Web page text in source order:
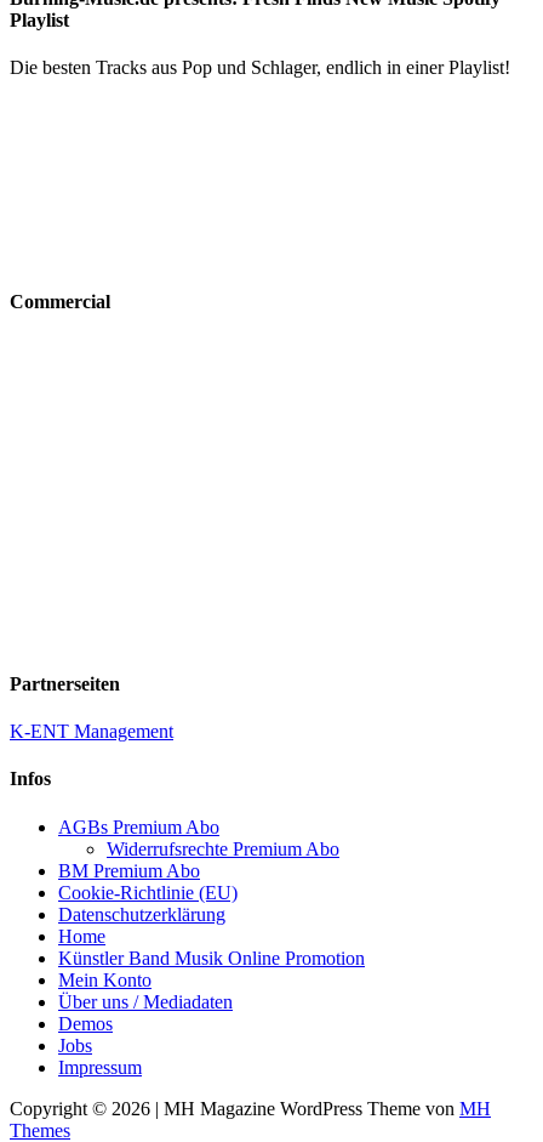
Playlist
Die besten Tracks aus Pop und Schlager, endlich in einer Playlist!
Commercial
Partnerseiten
K-ENT Management
Infos
AGBs Premium Abo
Widerrufsrechte Premium Abo
BM Premium Abo
Cookie-Richtlinie (EU)
Datenschutzerklärung
Home
Künstler Band Musik Online Promotion
Mein Konto
Über uns / Mediadaten
Demos
Jobs
Impressum
Copyright © 2026 | MH Magazine WordPress Theme von MH
Themes